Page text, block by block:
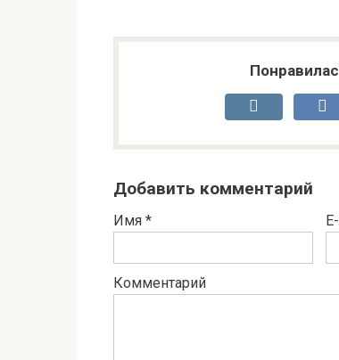
Добавить комментарий
Имя *
Комментарий